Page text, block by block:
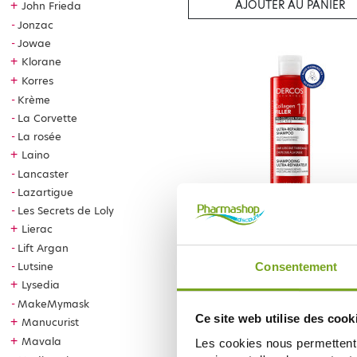
Consentement
Ce site web utilise des
Les cookies nous
+ John Frieda
Jonzac
Jowae
+ Klorane
+ Korres
Krème
La Corvette
La rosée
+ Laino
Lancaster
Lazartigue
Les Secrets de Loly
+ Lierac
Lift Argan
Lutsine
+ Lysedia
MakeMymask
+ Manucurist
+ Mavala
AJOUTER AU PANIER
SHAMPOING ULTRA REPARATEUR
17,85 €
AJOUTER AU PANIER